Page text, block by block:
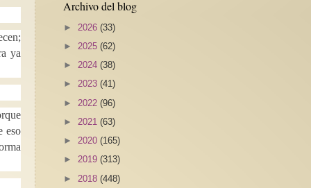
ya
eso
Archivo del blog
► 2026 (33)
► 2025 (62)
► 2024 (38)
► 2023 (41)
► 2022 (96)
► 2021 (63)
► 2020 (165)
► 2019 (313)
► 2018 (448)